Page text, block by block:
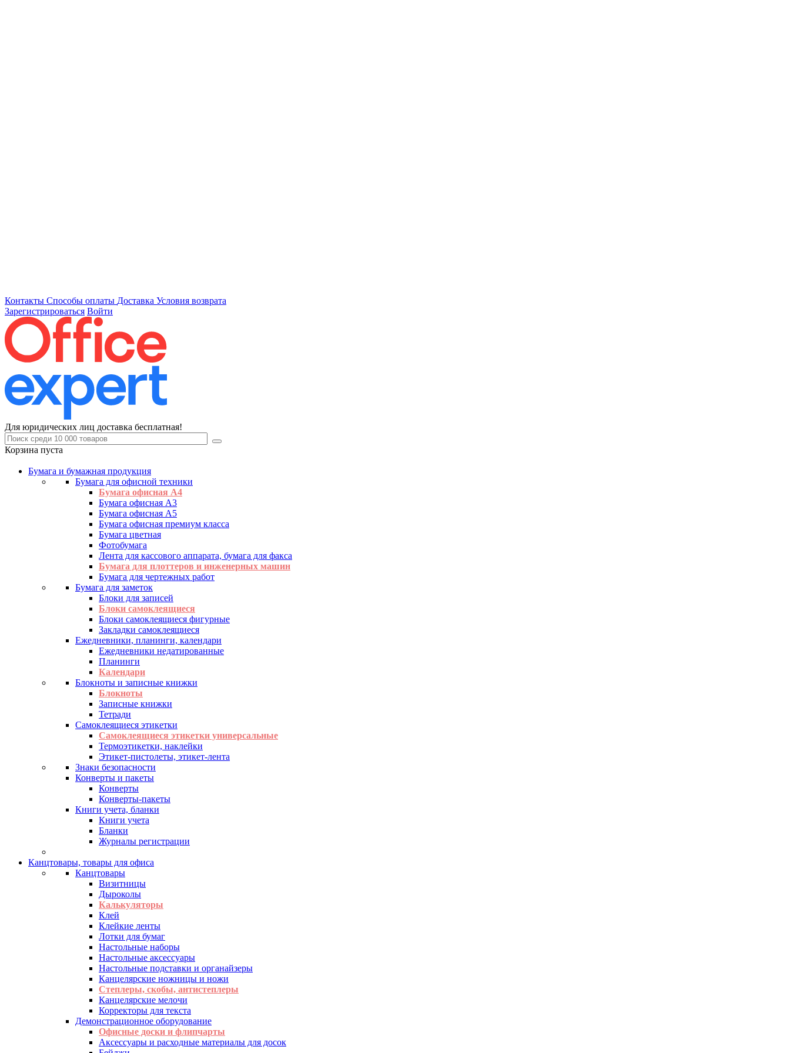
Контакты Способы оплаты Доставка Условия возврата
Зарегистрироваться Войти
Для юридических лиц доставка бесплатная!
Корзина пуста
Бумага и бумажная продукция
Бумага для офисной техники
Бумага офисная А4
Бумага офисная А3
Бумага офисная А5
Бумага офисная премиум класса
Бумага цветная
Фотобумага
Лента для кассового аппарата, бумага для факса
Бумага для плоттеров и инженерных машин
Бумага для чертежных работ
Бумага для заметок
Блоки для записей
Блоки самоклеящиеся
Блоки самоклеящиеся фигурные
Закладки самоклеящиеся
Ежедневники, планинги, календари
Ежедневники недатированные
Планинги
Календари
Блокноты и записные книжки
Блокноты
Записные книжки
Тетради
Самоклеящиеся этикетки
Самоклеящиеся этикетки универсальные
Термоэтикетки, наклейки
Этикет-пистолеты, этикет-лента
Знаки безопасности
Конверты и пакеты
Конверты
Конверты-пакеты
Книги учета, бланки
Книги учета
Бланки
Журналы регистрации
Канцтовары, товары для офиса
Канцтовары
Визитницы
Дыроколы
Калькуляторы
Клей
Клейкие ленты
Лотки для бумаг
Настольные наборы
Настольные аксессуары
Настольные подставки и органайзеры
Канцелярские ножницы и ножи
Степлеры, скобы, антистеплеры
Канцелярские мелочи
Корректоры для текста
Демонстрационное оборудование
Офисные доски и флипчарты
Аксессуары и расходные материалы для досок